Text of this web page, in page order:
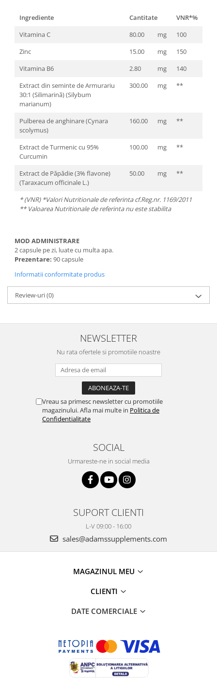
Ingrediente Cantitate
VNR*%
Vitamina C
80.00 mg
100
Zinc
15.00 mg
150
Vitamina B6
2.80 mg
140
Extract din seminte de Armurariu
30:1 (Silimarină) (Silybum
marianum)
300.00 mg **
Pulberea de anghinare (Cynara
scolymus)
160.00 mg **
Extract de Turmenic cu 95%
Curcumin
100.00 mg **
Extract de Păpădie (3% flavone)
(Taraxacum officinale L.)
50.00 mg **
* (VNR) *Valori Nutritionale de referinta cf.Reg.nr. 1169/2011
** Valoarea Nutritionale de referinta nu este stabilita
MOD ADMINISTRARE
2 capsule pe zi, luate cu multa apa.
Prezentare: 90 capsule
Informatii conformitate produs
Review-uri(0)
NEWSLETTER
Nu rata ofertele si promotiile noastre
Vreau sa primesc newsletter cu promotiile
magazinului. Afla mai multe in Politica de
Confidentialitate
SOCIAL
Urmareste-ne in social media
SUPORT CLIENTI
L-V 09:00 - 16:00
sales@adamssupplements.com
MAGAZINUL MEU
CLIENTI
DATE COMERCIALE